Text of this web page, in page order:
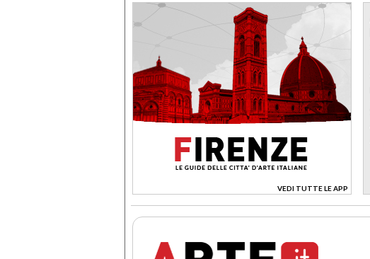
VEDI TUTTE LE APP
>